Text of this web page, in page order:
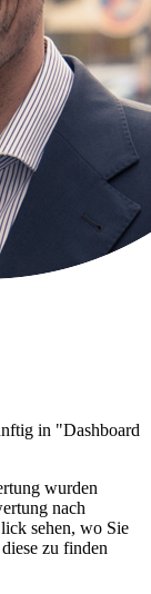
in "Dashboard
wurden
nach
sehen, wo Sie
zu finden